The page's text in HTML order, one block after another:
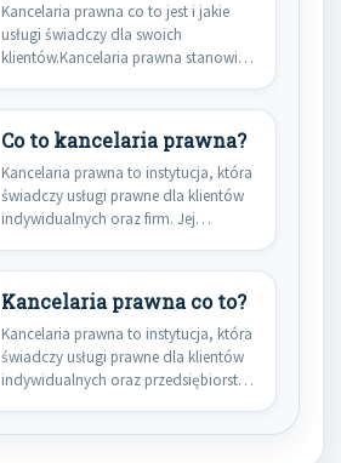
Kancelaria prawna co to jest i jakie
usługi świadczy dla swoich
klientów.Kancelaria prawna stanowi
Co to kancelaria prawna?
Kancelaria prawna to instytucja, która
świadczy usługi prawne dla klientów
indywidualnych oraz firm. Jej
Kancelaria prawna co to?
Kancelaria prawna to instytucja, która
świadczy usługi prawne dla klientów
indywidualnych oraz przedsiębiorstw.